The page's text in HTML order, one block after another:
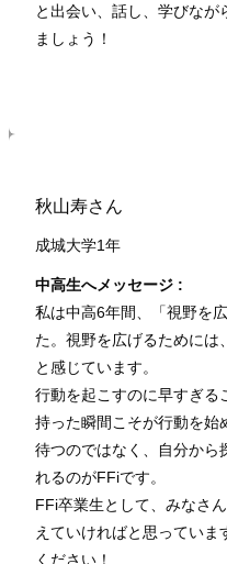
と出会い、話し、学びなが
ましょう！
秋山寿さん
成城大学1年
中高生へメッセージ :
私は中高6年間、「視野を
た。視野を広げるためには
と感じています。
行動を起こすのに早すぎる
持った瞬間こそが行動を始
待つのではなく、自分から
れるのがFFiです。
FFi卒業生として、みなさ
えていければと思ってい
ください！